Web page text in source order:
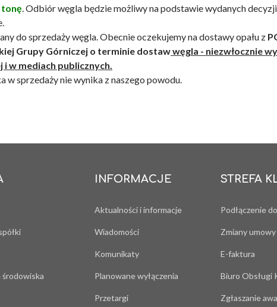
tonę. Odbiór węgla będzie możliwy na podstawie wydanych
do sprzedaży węgla. Obecnie oczekujemy na dostawy opału z
Grupy Górniczej o terminie dostawwęgla - niezwłocznie
w mediach publicznych.
w sprzedaży nie wynika z naszego powodu.
INFORMACJE
Aktualności i informacje
Wiadomości
Komunikaty
Planowane wyłączenia
Przetargi
STREFA
Podłączenie
Zmiany umowy
E-faktura
Biuro Obsługi
Zgłaszanie